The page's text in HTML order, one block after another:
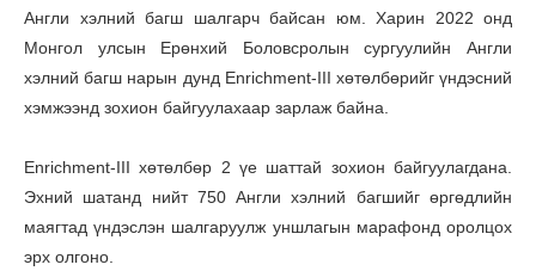
Англи хэлний багш шалгарч байсан юм. Харин 2022 онд
Монгол улсын Ерөнхий Боловсролын сургуулийн Англи
хэлний багш нарын дунд Enrichment-III хөтөлбөрийг үндэсний
хэмжээнд зохион байгуулахаар зарлаж байна.
Enrichment-III хөтөлбөр 2 үе шаттай зохион байгуулагдана.
Эхний шатанд нийт 750 Англи хэлний багшийг өргөдлийн
маягтад үндэслэн шалгаруулж уншлагын марафонд оролцох
эрх олгоно.